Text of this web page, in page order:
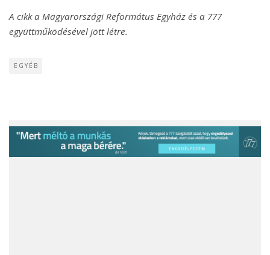
A cikk a Magyarországi Református Egyház és a 777
együttműködésével jött létre.
EGYÉB